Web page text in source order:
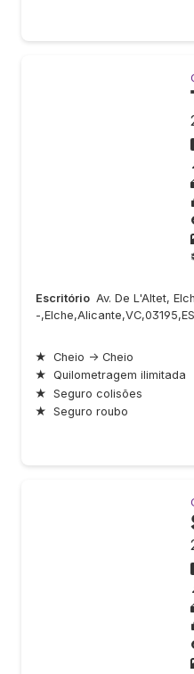
Escritório Av. De L'Altet,
-,Elche,Alicante,VC,03195,ES
★ Cheio → Cheio
★ Quilometragem ilimitada
★ Seguro colisões
★ Seguro roubo